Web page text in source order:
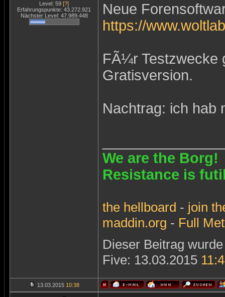
Level: 59 [?]
Erfahrungspunkte: 43.272.921
Nächster Level: 47.989.448
Neue
https://
FÃ¼r Testzwecke
Gratisversion.
Nachtrag: ich hab
We are the Borg!
Resistance is
the hellboard - join
maddin.org - Full
Dieser Beitrag
Five: 13.03.2015
13.03.2015 10:38